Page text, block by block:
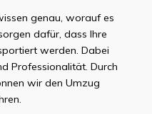
genau, worauf es
dafür, dass Ihre
werden. Dabei
Professionalität. Durch
wir den Umzug